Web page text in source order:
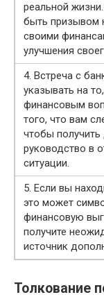
реальной
быть призывом
своими
улучшения
4. Встреча с
указывать на
финансовым
того, что вам
чтобы
руководство в
ситуации.
5. Если вы
это может
финансовую
получите
источник
Толкование